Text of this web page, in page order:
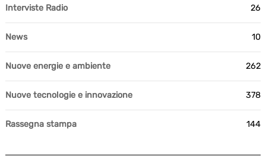
Interviste Radio 26
News 10
Nuove energie e ambiente 262
Nuove tecnologie e innovazione 378
Rassegna stampa 144